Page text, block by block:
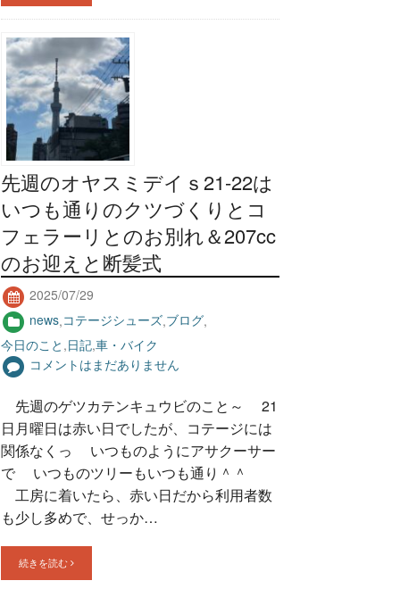
先週のオヤスミデイｓ21-22は
いつも通りのクツづくりとコ
フェラーリとのお別れ＆207cc
のお迎えと断髪式
2025/07/29
news,コテージシューズ,ブログ,
今日のこと ,日記,車・バイク
コメントはまだありません
先週のゲツカテンキュウビのこと～ 21
日月曜日は赤い日でしたが、コテージには
関係なくっ いつものようにアサクーサー
で いつものツリーもいつも通り＾＾
工房に着いたら、赤い日だから利用者数
も少し多めで、せっか…
続きを読む